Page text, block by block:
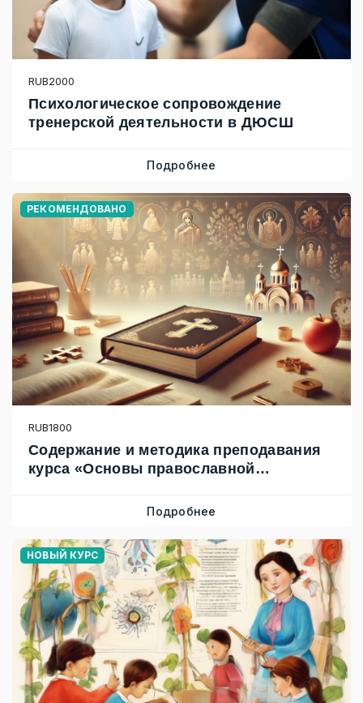
RUB2000
Психологическое сопровождение
тренерской деятельности в ДЮСШ
Подробнее
РЕКОМЕНДОВАНО
RUB1800
Содержание и методика преподавания
курса «Основы православной
общего образования
Подробнее
НОВЫЙ КУРС